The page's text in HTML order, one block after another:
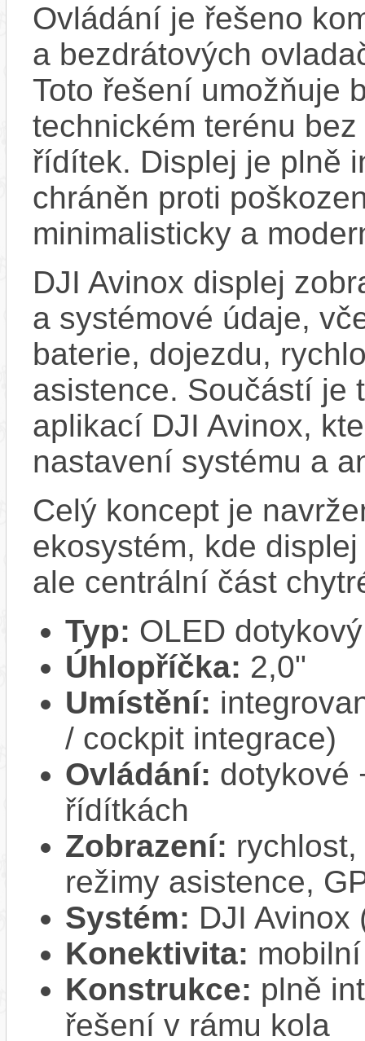
Ovládání je řešeno
a bezdrátových
Toto řešení umožňuje
technickém terénu
řídítek. Displej je plně
chráněn proti
minimalisticky a
DJI Avinox displej
a systémové údaje,
baterie, dojezdu,
asistence. Součástí je
aplikací DJI Avinox,
nastavení systému a
Celý koncept je
ekosystém, kde
ale centrální část
Typ: OLED
Úhlopříčka: 2,0"
Umístění:
/ cockpit integrace)
Ovládání: dotykové
řídítkách
Zobrazení:
režimy asistence,
Systém: DJI Avinox
Konektivita:
Konstrukce: plně
řešení v rámu kola